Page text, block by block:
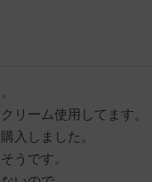
リーム使用してます。
入しました。
うです。